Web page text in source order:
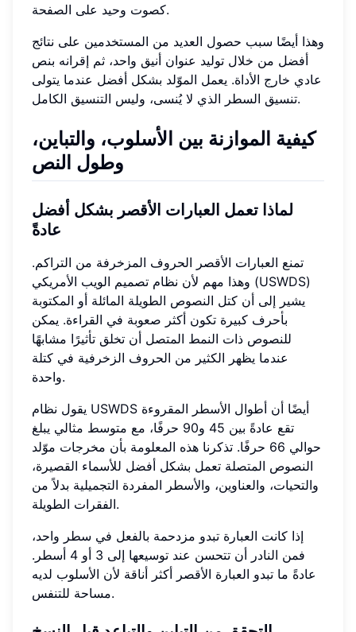
كصوت وحيد على الصفحة.
وهذا أيضًا سبب حصول العديد من المستخدمين على نتائج
أفضل من خلال توليد عنوان أنيق واحد، ثم إقرانه بنص
عادي خارج الأداة. يعمل الموّلد بشكل أفضل عندما يتولى
تنسيق السطر الذي لا يُنسى، وليس التنسيق الكامل.
كيفية الموازنة بين الأسلوب، والتباين،
وطول النص
لماذا تعمل العبارات الأقصر بشكل أفضل
عادةً
تمنع العبارات الأقصر الحروف المزخرفة من التراكم.
وهذا مهم لأن نظام تصميم الويب الأمريكي (USWDS)
يشير إلى أن كتل النصوص الطويلة المائلة أو المكتوبة
بأحرف كبيرة تكون أكثر صعوبة في القراءة. يمكن
للنصوص ذات النمط المتصل أن تخلق تأثيرًا مشابهًا
عندما يظهر الكثير من الحروف الزخرفية في كتلة
واحدة.
يقول نظام USWDS أيضًا أن أطوال الأسطر المقروءة
تقع عادةً بين 45 و90 حرفًا، مع متوسط مثالي يبلغ
حوالي 66 حرفًا. تذكرنا هذه المعلومة بأن مخرجات موّلد
النصوص المتصلة تعمل بشكل أفضل للأسماء القصيرة،
والتحيات، والعناوين، والأسطر المفردة التجميلية بدلاً من
الفقرات الطويلة.
إذا كانت العبارة تبدو مزدحمة بالفعل في سطر واحد،
فمن النادر أن تتحسن عند توسيعها إلى 3 أو 4 أسطر.
عادةً ما تبدو العبارة الأقصر أكثر أناقة لأن الأسلوب لديه
مساحة للتنفس.